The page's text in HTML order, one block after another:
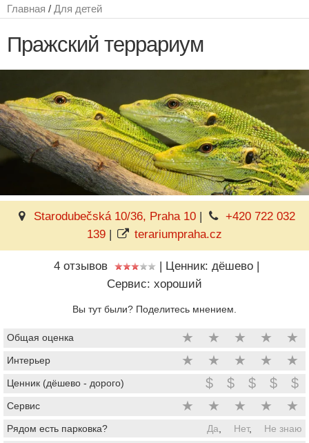
Главная / Для детей
Пражский террариум
Starodubečská 10/36, Praha 10 |
+420 722 032
139| terariumpraha.cz
4 отзывов | Ценник: дёшево |
Сервис: хороший
Вы тут были? Поделитесь мнением.
Общая оценка ★ ★ ★ ★ ★
Интерьер ★ ★ ★ ★ ★
Ценник (дёшево - дорого) $ $ $ $ $
Сервис ★ ★ ★ ★ ★
Рядом есть парковка? Да Нет,
Не знаю